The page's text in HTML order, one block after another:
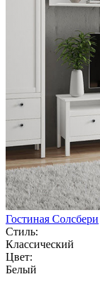
Гостиная Солсбери
Стиль:
Классический
Цвет:
Белый